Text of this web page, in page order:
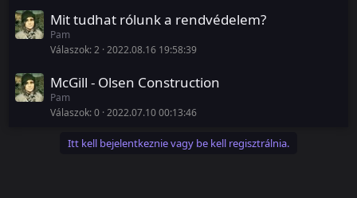
Mit tudhat rólunk a rendvédelem?
Pam
Válaszok 2 2022.08.16 19:58:39
McGill - Olsen Construction
Pam
Válaszok 0 2022.07.10 00:13:46
Itt kell bejelentkeznie vagy be kell regisztrálnia.